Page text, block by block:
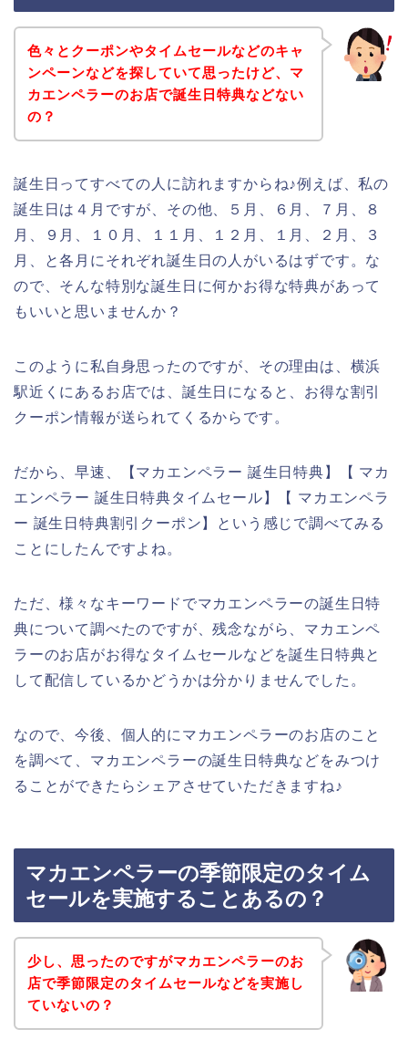
色々とクーポンやタイムセールなどのキャ
ンペーンなどを探していて思ったけど、マ
カエンペラーのお店で誕生日特典などない
の？
誕生日ってすべての人に訪れますからね♪例えば、私の
誕生日は４月ですが、その他、５月、６月、７月、８
月、９月、１０月、１１月、１２月、１月、２月、３
月、と各月にそれぞれ誕生日の人がいるはずです。な
ので、そんな特別な誕生日に何かお得な特典があって
もいいと思いませんか？
このように私自身思ったのですが、その理由は、横浜
駅近くにあるお店では、誕生日になると、お得な割引
クーポン情報が送られてくるからです。
だから、早速、【マカエンペラー 誕生日特典】【 マカ
エンペラー 誕生日特典タイムセール】【 マカエンペラ
ー 誕生日特典割引クーポン】という感じで調べてみる
ことにしたんですよね。
ただ、様々なキーワードでマカエンペラーの誕生日特
典について調べたのですが、残念ながら、マカエンペ
ラーのお店がお得なタイムセールなどを誕生日特典と
して配信しているかどうかは分かりませんでした。
なので、今後、個人的にマカエンペラーのお店のこと
を調べて、マカエンペラーの誕生日特典などをみつけ
ることができたらシェアさせていただきますね♪
マカエンペラーの季節限定のタイム
セールを実施することあるの？
少し、思ったのですがマカエンペラーのお
店で季節限定のタイムセールなどを実施し
ていないの？